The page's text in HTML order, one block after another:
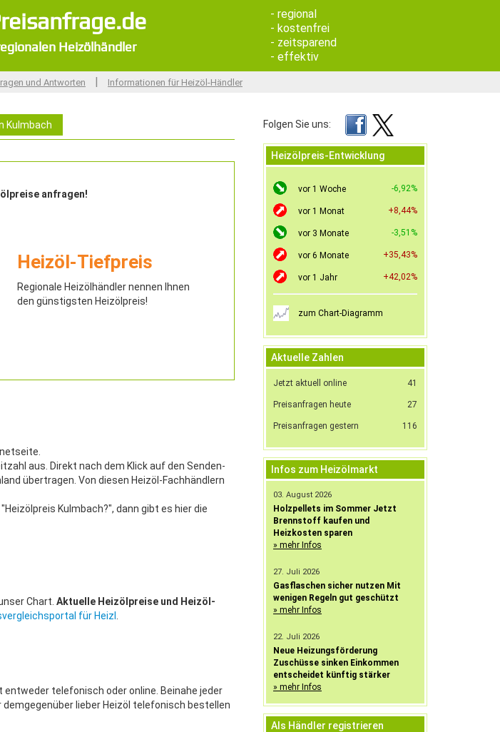
Heizölhändler
- regional
- kostenfrei
- zeitsparend
- effektiv
und Antworten | Informationen für Heizöl-Händler
Kulmbach
anfragen!
Heizöl-Tiefpreis
Regionale Heizölhändler nennen Ihnen
den günstigsten Heizölpreis!
aus. Direkt nach dem Klick auf den Senden-
übertragen. Von diesen Heizöl-Fachhändlern
"Heizölpreis Kulmbach?", dann gibt es hier die
Chart. Aktuelle Heizölpreise und Heizöl-
für Heizl
telefonisch oder online. Beinahe jeder
lieber Heizöl telefonisch bestellen
Folgen Sie uns:
Heizölpreis-Entwicklung
vor 1 Woche -6,92%
vor 1 Monat +8,44%
vor 3 Monate -3,51%
vor 6 Monate +35,43%
vor 1 Jahr +42,02%
zum Chart-Diagramm
Aktuelle Zahlen
Jetzt aktuell online 41
Preisanfragen heute 27
Preisanfragen gestern 116
Infos zum Heizölmarkt
03. August 2026
Holzpellets im Sommer Jetzt
Brennstoff kaufen und
Heizkosten sparen
» mehr Infos
27. Juli 2026
Gasflaschen sicher nutzen Mit
wenigen Regeln gut geschützt
» mehr Infos
22. Juli 2026
Neue Heizungsförderung
Zuschüsse sinken Einkommen
entscheidet künftig stärker
» mehr Infos
Als Händler registrieren